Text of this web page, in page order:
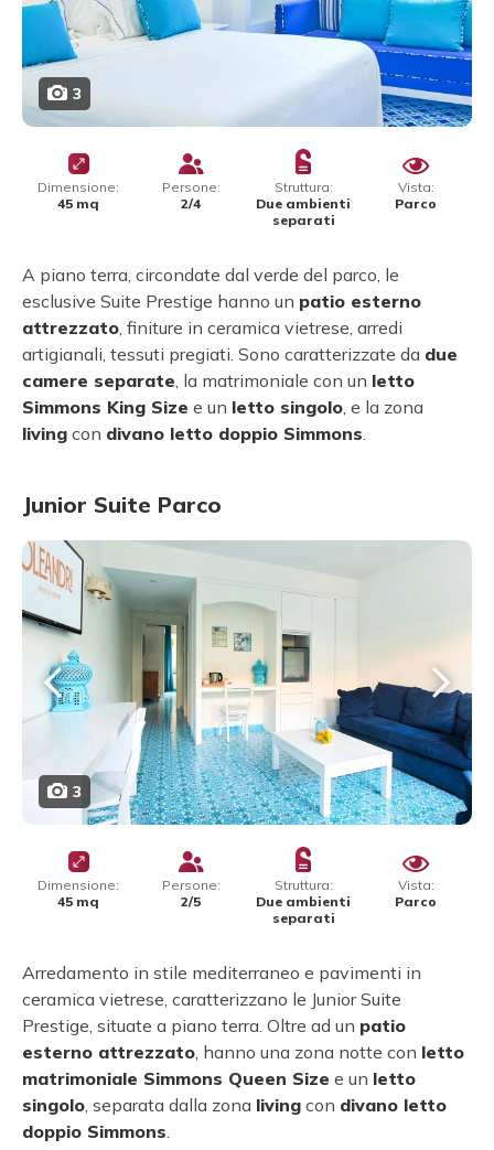
3
Dimensione:
45 mq
Persone:
2/4
Struttura:
Due ambienti
separati
Vista:
Parco
A piano terra, circondate dal verde del parco, le
esclusive Suite Prestige hanno un patio esterno
attrezzato, finiture in ceramica vietrese, arredi
artigianali, tessuti pregiati. Sono caratterizzate da due
camere separate, la matrimoniale con un letto
Simmons King Size e un letto singolo, e la zona
living con divano letto doppio Simmons.
Dimensione:
45 mq
Persone:
2/5
Struttura:
Due ambienti
separati
Vista:
Parco
Arredamento in stile mediterraneo e pavimenti in
ceramica vietrese, caratterizzano le Junior Suite
Prestige, situate a piano terra. Oltre ad un patio
esterno attrezzato , hanno una zona notte con letto
matrimoniale Simmons Queen Size e un letto
singolo , separata dalla zona living con divano letto
doppio Simmons
Junior Suite Parco
3